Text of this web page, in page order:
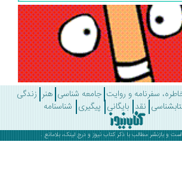
و روایت جامعه شناسی هنر زندگی
نقد بایگانی پیگیری شناسنامه
مطالب با ذکرکتاب نیوزو درج لینک، بلامانع .